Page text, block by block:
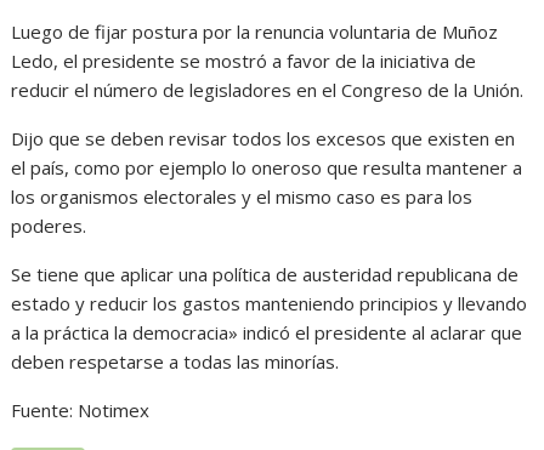
Luego de fijar postura por la renuncia voluntaria de Muñoz
Ledo, el presidente se mostró a favor de la iniciativa de
reducir el número de legisladores en el Congreso de la Unión.
Dijo que se deben revisar todos los excesos que existen en
el país, como por ejemplo lo oneroso que resulta mantener a
los organismos electorales y el mismo caso es para los
poderes.
Se tiene que aplicar una política de austeridad republicana de
estado y reducir los gastos manteniendo principios y llevando
a la práctica la democracia» indicó el presidente al aclarar que
deben respetarse a todas las minorías.
Fuente: Notimex